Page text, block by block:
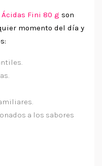
Fini 80 g son
momento del día y
a los sabores